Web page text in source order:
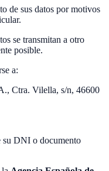
de sus datos por motivos
se transmitan a otro
posible.
a:
Ctra. Vilella, s/n, 46600
su DNI o documento